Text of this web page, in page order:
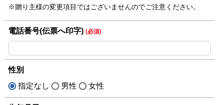
※贈り主様の変更項目ではございませんのでご注意ください。
電話番号(伝票へ印字) (必須)
性別
指定なし
男性 女性